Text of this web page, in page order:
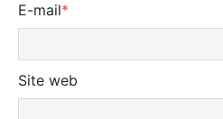
E-mail*
Site web